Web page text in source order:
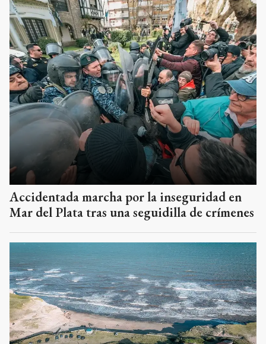
Accidentada marcha por la inseguridad en
Mar del Plata tras una seguidilla de crímenes